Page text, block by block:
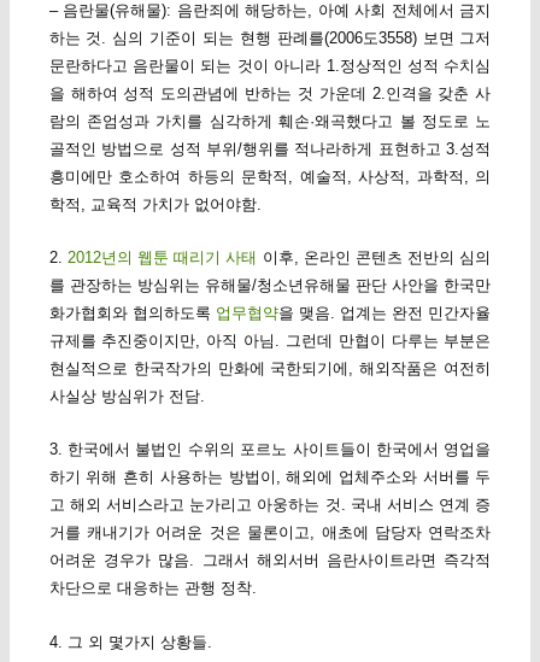
– 음란물(유해물): 음란죄에 해당하는, 아예 사회 전체에서 금지
하는 것. 심의 기준이 되는 현행 판례를(2006도3558) 보면 그저
문란하다고 음란물이 되는 것이 아니라 1.정상적인 성적 수치심
을 해하여 성적 도의관념에 반하는 것 가운데 2.인격을 갖춘 사
람의 존엄성과 가치를 심각하게 훼손·왜곡했다고 볼 정도로 노
골적인 방법으로 성적 부위/행위를 적나라하게 표현하고 3.성적
흥미에만 호소하여 하등의 문학적, 예술적, 사상적, 과학적, 의
학적, 교육적 가치가 없어야함.
2. 2012년의 웹툰 때리기 사태 이후, 온라인 콘텐츠 전반의 심의
를 관장하는 방심위는 유해물/청소년유해물 판단 사안을 한국만
화가협회와 협의하도록 업무협약을 맺음. 업계는 완전 민간자율
규제를 추진중이지만, 아직 아님. 그런데 만협이 다루는 부분은
현실적으로 한국작가의 만화에 국한되기에, 해외작품은 여전히
사실상 방심위가 전담.
3. 한국에서 불법인 수위의 포르노 사이트들이 한국에서 영업을
하기 위해 흔히 사용하는 방법이, 해외에 업체주소와 서버를 두
고 해외 서비스라고 눈가리고 아웅하는 것. 국내 서비스 연계 증
거를 캐내기가 어려운 것은 물론이고, 애초에 담당자 연락조차
어려운 경우가 많음. 그래서 해외서버 음란사이트라면 즉각적
차단으로 대응하는 관행 정착.
4. 그 외 몇가지 상황들.